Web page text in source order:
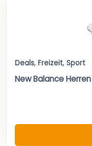
Deals, Freizeit, Sport
New Balance